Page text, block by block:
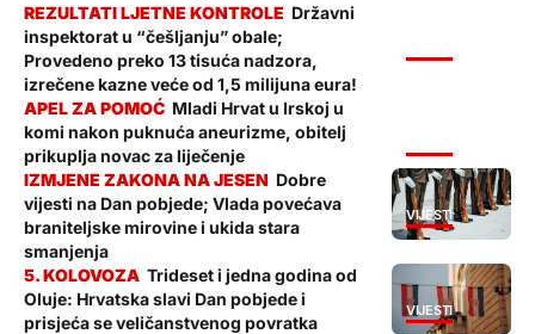
Državni
inspektorat u “češljanju” obale;
Provedeno preko 13 tisuća nadzora,
izrečene kazne veće od 1,5 milijuna eura!
Mladi Hrvat u Irskoj u
komi nakon puknuća aneurizme, obitelj
prikuplja novac za liječenje
VIJESTI
Dobre
vijesti na Dan pobjede; Vlada povećava
braniteljske mirovine i ukida stara
smanjenja
VIJESTI
Trideset i jedna godina od
Oluje: Hrvatska slavi Dan pobjede i
prisjeća se veličanstvenog povratka